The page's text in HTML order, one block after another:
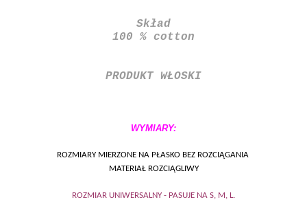
Skład
100 % cotton
PRODUKT WŁOSKI
WYMIARY:
ROZMIARY MIERZONE NA PŁASKO BEZ ROZCIĄGANIA
MATERIAŁ ROZCIĄGLIWY
ROZMIAR UNIWERSALNY - PASUJE NA S, M, L.